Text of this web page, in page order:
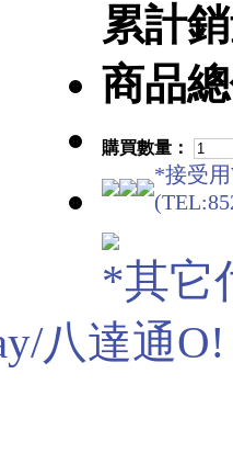
累計
商品
購買數量：
*接受用
*其它
八達通O!